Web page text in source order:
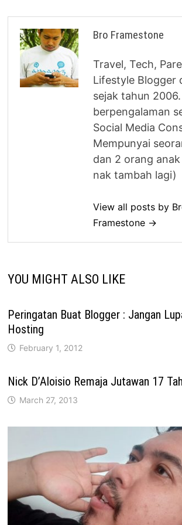
Bro Framestone
Travel, Tech,
Lifestyle Blogger
sejak tahun
berpengalaman
Social Media
Mempunyai
dan 2 orang
nak tambah lagi)
View all posts by
Framestone →
YOU MIGHT ALSO LIKE
Peringatan Buat Blogger : Jangan
Hosting
February 1, 2012
Nick D’Aloisio Remaja Jutawan 17
March 27, 2013